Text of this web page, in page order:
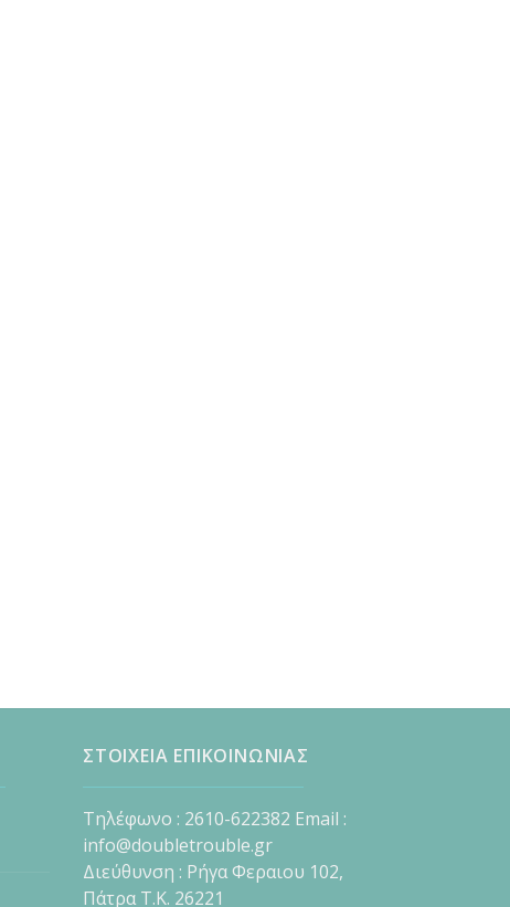
ΣΤΟΙΧΕΙΑ ΕΠΙΚΟΙΝΩΝΙΑΣ
Τηλέφωνο : 2610-622382 Email :
info@doubletrouble.gr
Διεύθυνση : Ρήγα Φεραιου 102,
Πάτρα Τ.Κ. 26221